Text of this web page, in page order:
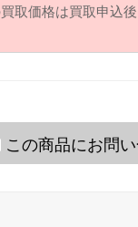
取価格は買取申込
この商品にお問